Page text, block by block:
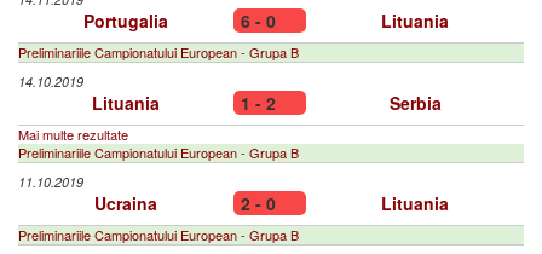
Portugalia 6 - 0 Lituania
Preliminariile Campionatului European - Grupa B
14.10.2019
Lituania 1 - 2 Serbia
Mai multe rezultate
Preliminariile Campionatului European - Grupa B
11.10.2019
Ucraina 2 - 0 Lituania
Preliminariile Campionatului European - Grupa B